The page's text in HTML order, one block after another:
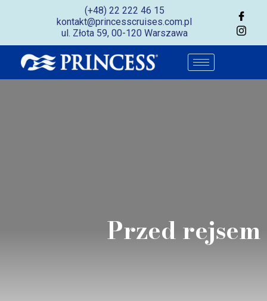
(+48) 22 222 46 15
kontakt@princesscruises.com.pl
ul. Złota 59, 00-120 Warszawa
Przed rejsem